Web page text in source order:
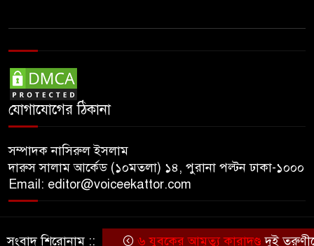
৯
১০
যোগাযোগের ঠিকানা
সম্পাদক নাসিরুল ইসলাম
দারুস সালাম আর্কেড (১০মতলা) ১৪, পুরানা পল্টন ঢাকা-১০০০
Email: editor@voiceekattor.com
© Copyright By © Voice Ekattor
সংবাদ শিরোনাম :: ৬ যুবকের আমৃত্যু কারাদণ্ডদুই তরুণীকে